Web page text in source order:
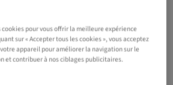
pour vous offrir la meilleure expérience
sur « Accepter tous les cookies », vous acceptez
appareil pour améliorer la navigation sur le
et contribuer à nos ciblages publicitaires.